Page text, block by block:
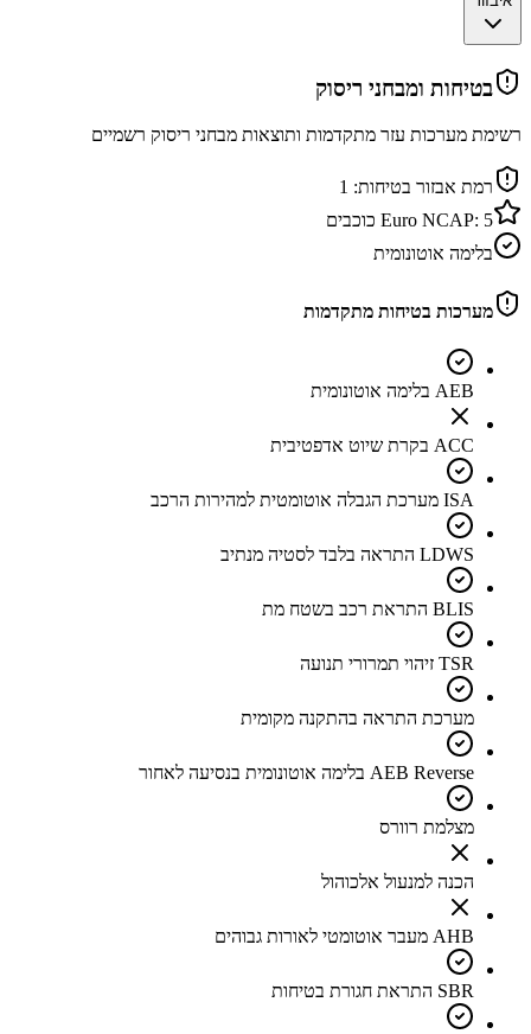
בטיחות ומבחני ריסוק
רשימת מערכות עזר מתקדמות ותוצאות מבחני ריסוק רשמיים
רמת אבזור בטיחות: 1
Euro NCAP: 5
כוכבים
בלימה אוטונומית
מערכות בטיחות מתקדמות
AEB בלימה אוטונומית
ACC בקרת שיוט אדפטיבית
ISA מערכת הגבלה אוטומטית למהירות הרכב
LDWS התראה בלבד לסטיה מנתיב
BLIS התראת רכב בשטח מת
TSR זיהוי תמרורי תנועה
מערכת התראה בהתקנה מקומית
AEB Reverse בלימה אוטונומית בנסיעה לאחור
מצלמת רוורס
הכנה למנעול אלכוהול
AHB מעבר אוטומטי לאורות גבוהים
SBR התראת חגורת בטיחות